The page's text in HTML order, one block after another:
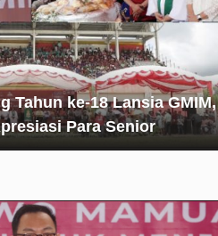
Tahun ke-18 Lansia GMIM,
Para Senior